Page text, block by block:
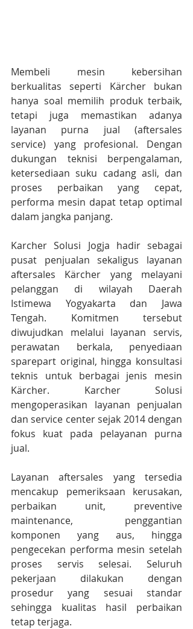
Membeli mesin kebersihan
berkualitas seperti Kärcher bukan
hanya soal memilih produk terbaik,
tetapi juga memastikan adanya
layanan purna jual (aftersales
service) yang profesional. Dengan
dukungan teknisi berpengalaman,
ketersediaan suku cadang asli, dan
proses perbaikan yang cepat,
performa mesin dapat tetap optimal
dalam jangka panjang.
Karcher Solusi Jogja hadir sebagai
pusat penjualan sekaligus layanan
aftersales Kärcher yang melayani
pelanggan di wilayah Daerah
Istimewa Yogyakarta dan Jawa
Tengah. Komitmen tersebut
diwujudkan melalui layanan servis,
perawatan berkala, penyediaan
sparepart original, hingga konsultasi
teknis untuk berbagai jenis mesin
Kärcher. Karcher Solusi
mengoperasikan layanan penjualan
dan service center sejak 2014 dengan
fokus kuat pada pelayanan purna
jual.
Layanan aftersales yang tersedia
mencakup pemeriksaan kerusakan,
perbaikan unit, preventive
maintenance, penggantian
komponen yang aus, hingga
pengecekan performa mesin setelah
proses servis selesai. Seluruh
pekerjaan dilakukan dengan
prosedur yang sesuai standar
sehingga kualitas hasil perbaikan
tetap terjaga.